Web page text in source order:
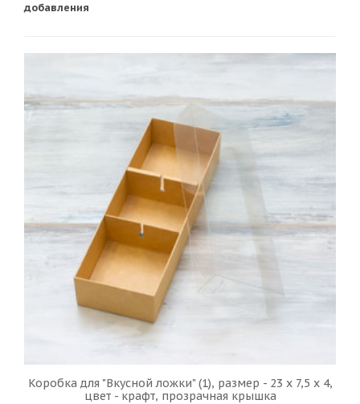
добавления
Коробка для "Вкусной ложки" (1), размер - 23 х 7,5 х 4,
цвет - крафт, прозрачная крышка